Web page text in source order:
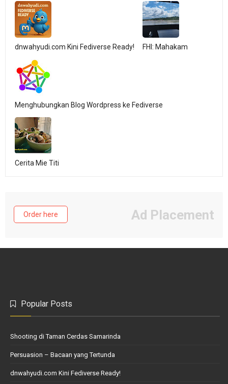
dnwahyudi.com Kini Fediverse Ready! FHI: Mahakam
Menghubungkan Blog Wordpress ke Fediverse
Cerita Mie Titi
Order here Ad Placement
Popular Posts
Shooting di Taman Cerdas Samarinda
Persuasion – Bacaan yang Tertunda
dnwahyudi.com Kini Fediverse Ready!